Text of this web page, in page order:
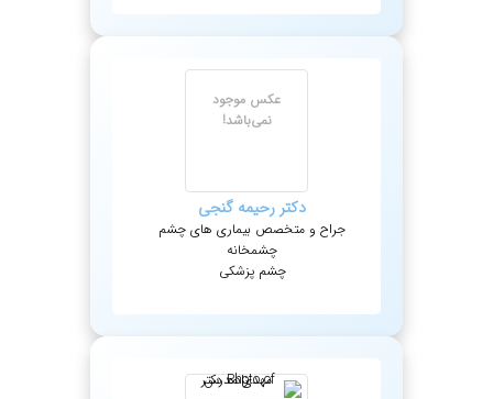
عکس موجود
نمی‌باشد!
دکتررحیمه گنجی
جراح و متخصص بیماری های چشم
چشمخانه
چشم پزشکی